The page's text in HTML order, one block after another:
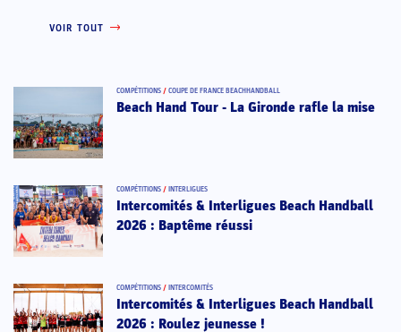
VOIR TOUT
COMPÉTITIONS / COUPE DE FRANCE BEACHHANDBALL
Beach Hand Tour - La Gironde rafle la mise
COMPÉTITIONS / INTERLIGUES
Intercomités & Interligues Beach Handball
2026 : Baptême réussi
COMPÉTITIONS / INTERCOMITÉS
Intercomités & Interligues Beach Handball
2026 : Roulez jeunesse !